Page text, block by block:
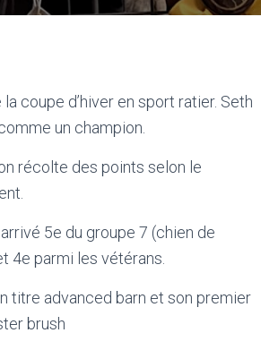
la coupe d’hiver en sport ratier. Seth
un champion.
récolte des points selon le
5e du groupe 7 (chien de
4e parmi les vétérans.
titre advanced barn et son premier
brush